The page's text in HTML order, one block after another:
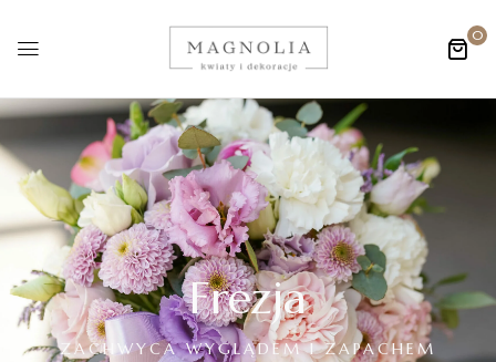
0
Frezja
ZACHWYCA WYGLĄDEM I ZAPACHEM